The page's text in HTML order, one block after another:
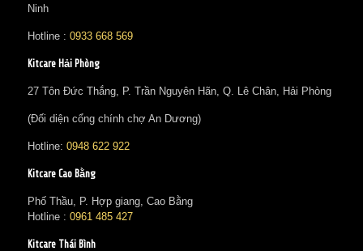
Ninh
Hotline : 0933 668 569
Kitcare Hải Phòng
27 Tôn Đức Thắng, P. Trần Nguyên Hãn, Q. Lê Chân, Hải Phòng
(Đối diện cổng chính chợ An Dương)
Hotline: 0948 622 922
Kitcare Cao Bằng
Phố Thầu, P. Hợp giang, Cao Bằng
Hotline : 0961 485 427
Kitcare Thái Bình